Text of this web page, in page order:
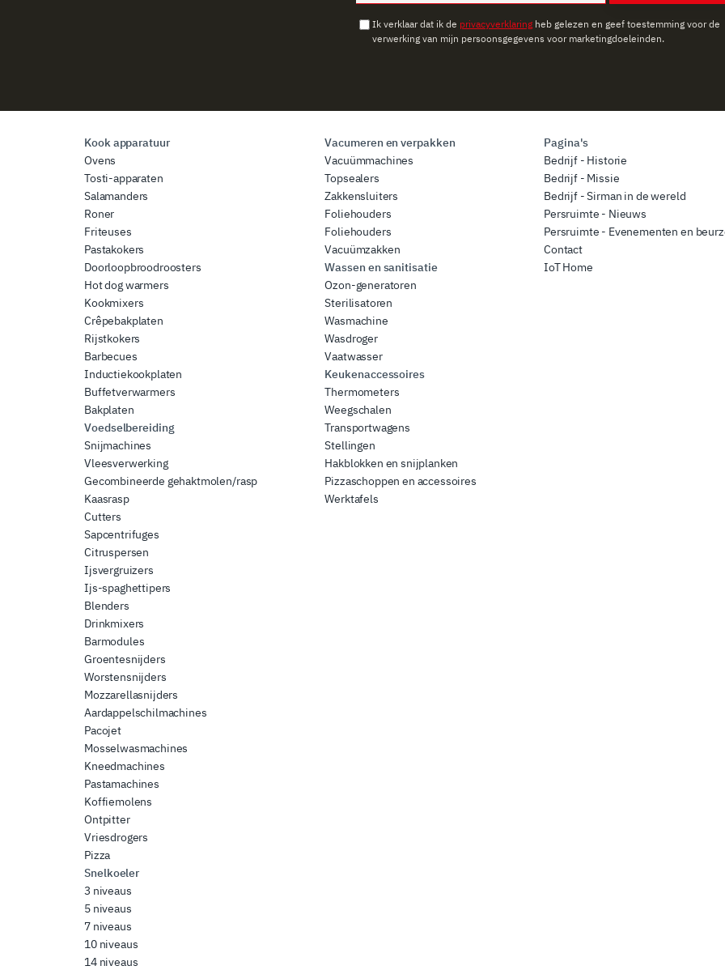
Ik verklaar dat ik de privacyverklaring heb gelezen en geef toestemming voor de
verwerking van mijn persoonsgegevens voor marketingdoeleinden.
Kook apparatuur
Ovens
Tosti-apparaten
Salamanders
Roner
Friteuses
Pastakokers
Doorloopbroodroosters
Hot dog warmers
Kookmixers
Crêpebakplaten
Rijstkokers
Barbecues
Inductiekookplaten
Buffetverwarmers
Bakplaten
Voedselbereiding
Snijmachines
Vleesverwerking
Gecombineerde gehaktmolen/rasp
Kaasrasp
Cutters
Sapcentrifuges
Citruspersen
Ijsvergruizers
Ijs-spaghettipers
Blenders
Drinkmixers
Barmodules
Groentesnijders
Worstensnijders
Mozzarellasnijders
Aardappelschilmachines
Pacojet
Mosselwasmachines
Kneedmachines
Pastamachines
Koffiemolens
Ontpitter
Vriesdrogers
Pizza
Snelkoeler
3 niveaus
5 niveaus
7 niveaus
10 niveaus
14 niveaus
Vacumeren en verpakken
Vacuümmachines
Topsealers
Zakkensluiters
Foliehouders
Foliehouders
Vacuümzakken
Wassen en sanitisatie
Ozon-generatoren
Sterilisatoren
Wasmachine
Wasdroger
Vaatwasser
Keukenaccessoires
Thermometers
Weegschalen
Transportwagens
Stellingen
Hakblokken en snijplanken
Pizzaschoppen en accessoires
Werktafels
Pagina's
Bedrijf - Historie
Bedrijf - Missie
Bedrijf - Sirman in de wereld
Persruimte - Nieuws
Persruimte - Evenementen en
Contact
IoT Home